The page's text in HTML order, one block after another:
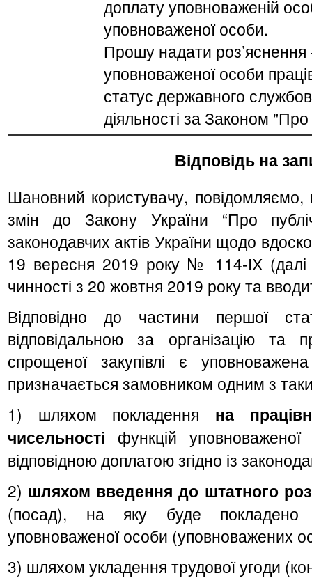
доплату уповноваженій
уповноваженої особи.
Прошу надати роз’яснення
уповноваженої особи
статус державного
діяльності за Законом "Про
Відповідь на
Шановний користувачу,
змін до Закону України “Про
законодавчих актів України щодо
19 вересня 2019 року № 114-ІХ (далі
чинності з 20 жовтня 2019 року та
Відповідно до частини першої
відповідальною за організацію та
спрощеної закупівлі є
призначається замовником одним з
1) шляхом покладення на
чисельності функцій
відповідною доплатою згідно із
2) шляхом введення до штатного
(посад), на яку буде покладено
уповноваженої особи (уповноважених
3) шляхом укладення трудової угоди